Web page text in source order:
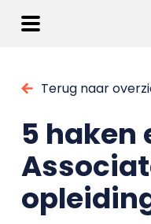
Terug naar
5 haken